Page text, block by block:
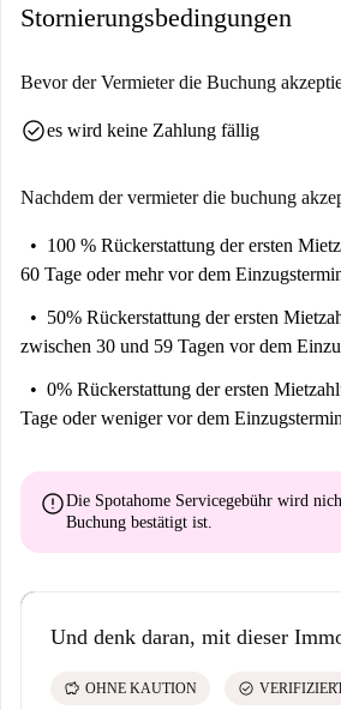
Stornierungsbedingungen
Bevor der Vermieter die Buchung
check_circlees wird keine Zahlung fällig
Nachdem der vermieter die buchung
100 % Rückerstattung der ersten
60 Tage oder mehr vor dem
50% Rückerstattung der ersten
zwischen 30 und 59 Tagen vor dem
0% Rückerstattung der ersten
Tage oder weniger vor dem Einzugstermin
errorDie Spotahome Servicegebühr wird
Buchung bestätigt ist.
Und denk daran, mit dieser
savings OHNE KAUTION check_circle